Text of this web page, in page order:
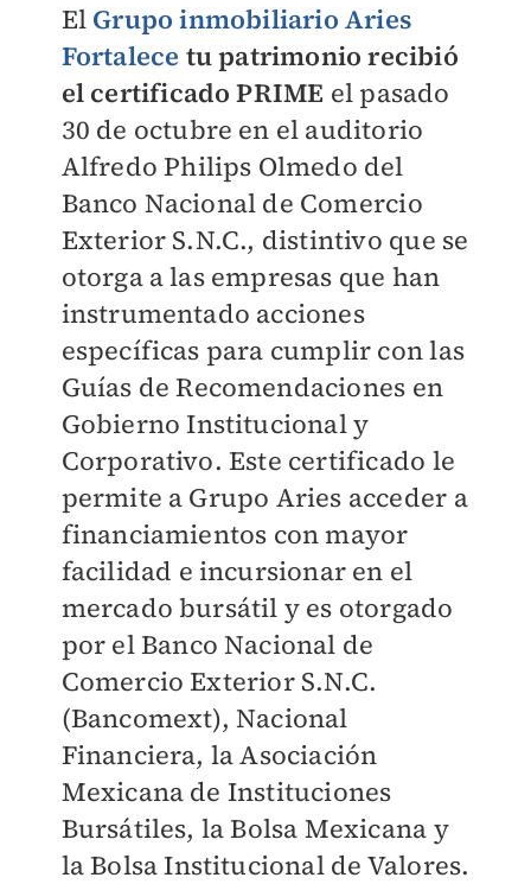
El Grupo inmobiliario Aries
Fortalece tu patrimonio recibió
el certificado PRIME el pasado
30 de octubre en el auditorio
Alfredo Philips Olmedo del
Banco Nacional de Comercio
Exterior S.N.C., distintivo que se
otorga a las empresas que han
instrumentado acciones
específicas para cumplir con las
Guías de Recomendaciones en
Gobierno Institucional y
Corporativo. Este certificado le
permite a Grupo Aries acceder a
financiamientos con mayor
facilidad e incursionar en el
mercado bursátil y es otorgado
por el Banco Nacional de
Comercio Exterior S.N.C.
(Bancomext), Nacional
Financiera, la Asociación
Mexicana de Instituciones
Bursátiles, la Bolsa Mexicana y
la Bolsa Institucional de Valores.